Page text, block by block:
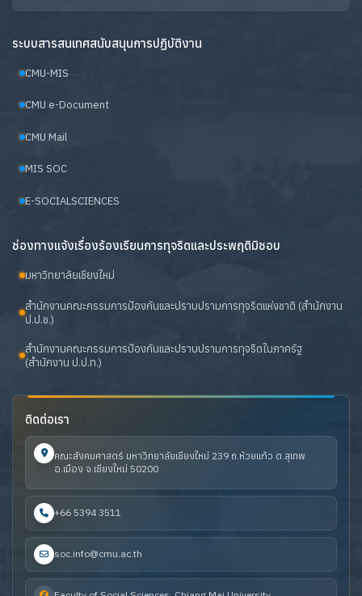
ระบบสารสนเทศสนับสนุนการปฏิบัติงาน
CMU-MIS
CMU e-Document
CMU Mail
MIS SOC
E-SOCIALSCIENCES
ช่องทางแจ้งเรื่องร้องเรียนการทุจริตและประพฤติมิชอบ
มหาวิทยาลัยเชียงใหม่
สำนักงานคณะกรรมการป้องกันและปราบปรามการทุจริตแห่งชาติ (สำนักงาน
ป.ป.ช.)
สำนักงานคณะกรรมการป้องกันและปราบปรามการทุจริตในภาครัฐ
(สำนักงาน ป.ป.ท.)
ติดต่อเรา
คณะสังคมศาสตร์ มหาวิทยาลัยเชียงใหม่ 239 ถ.ห้วยแก้ว ต.สุเทพ
อ.เมือง จ.เชียงใหม่ 50200
+66 5394 3511
soc.info@cmu.ac.th